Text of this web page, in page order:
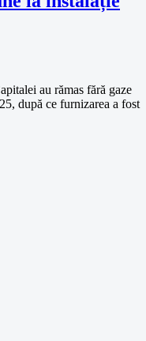
au rămas fără gaze
după ce furnizarea a fost